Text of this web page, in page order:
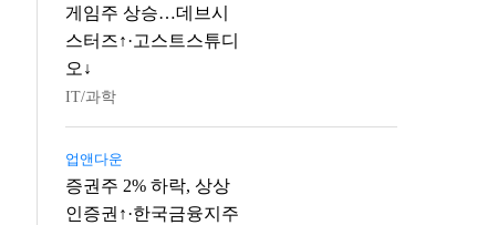
게임주 상승…데브시
스터즈↑·고스트스튜디
오↓
IT/과학
업앤다운
증권주 2% 하락, 상상
인증권↑·한국금융지주